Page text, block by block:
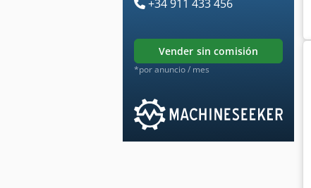
+34 911 433 456
vender sin comisión
*por anuncio / mes